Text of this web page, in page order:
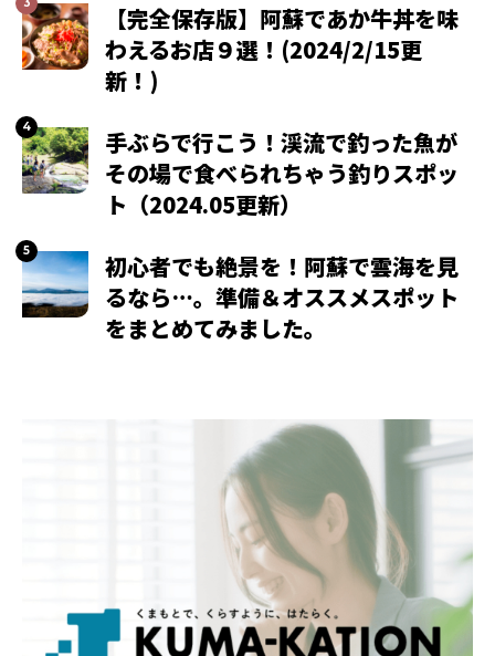
【完全保存版】阿蘇であか牛丼を味
わえるお店９選！(2024/2/15更
新！)
手ぶらで行こう！渓流で釣った魚が
その場で食べられちゃう釣りスポッ
ト（2024.05更新）
初心者でも絶景を！阿蘇で雲海を見
るなら…。準備＆オススメスポット
をまとめてみました。